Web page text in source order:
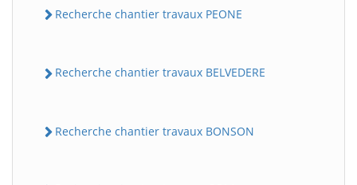
Recherche chantier travaux PEONE
Recherche chantier travaux BELVEDERE
Recherche chantier travaux BONSON